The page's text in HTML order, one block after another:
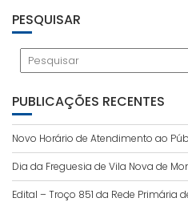
PESQUISAR
PUBLICAÇÕES RECENTES
Novo Horário de Atendimento ao
Dia da Freguesia de Vila Nova de
Edital – Troço 851 da Rede Primária